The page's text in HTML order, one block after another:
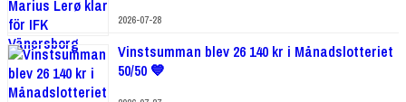
2026-07-28
Vinstsumman blev 26 140 kr i Månadslotteriet
50/50 💙